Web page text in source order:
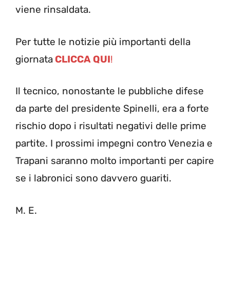
viene rinsaldata.
Per tutte le notizie più importanti della
giornata CLICCA QUI!
Il tecnico, nonostante le pubbliche difese
da parte del presidente Spinelli, era a forte
rischio dopo i risultati negativi delle prime
partite. I prossimi impegni contro Venezia e
Trapani saranno molto importanti per capire
se i labronici sono davvero guariti.
M. E.